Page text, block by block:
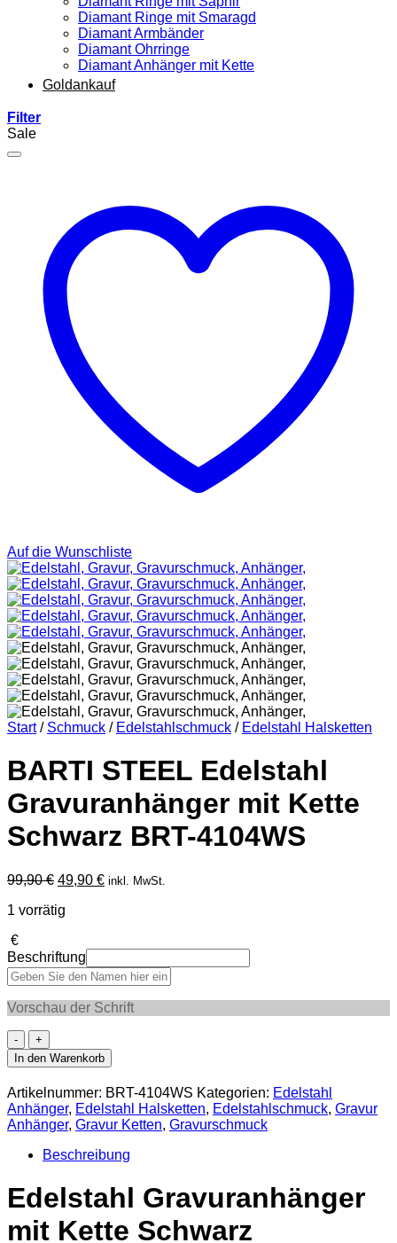
Diamant Ringe mit Smaragd
Diamant Armbänder
Diamant Ohrringe
Diamant Anhänger mit Kette
Goldankauf
Filter
Sale
Auf die Wunschliste
Start / Schmuck / Edelstahlschmuck / Edelstahl Halsketten
BARTI STEEL Edelstahl
Gravuranhänger mit Kette
Schwarz BRT-4104WS
99,90€ Ursprünglicher
war:
49,90 €Aktueller
inkl. MwSt.
1 vorrätig
€
Beschriftung
Vorschau der Schrift
BARTI
STEEL
Edelstahl
Gravuranhänger
mit
Kette
Schwarz
BRT-
4104WS
In den Warenkorb
Artikelnummer: BRT-4104WS Kategorien: Edelstahl
Anhänger, Edelstahl Halsketten, Edelstahlschmuck, Gravur
Anhänger, Gravur Ketten, Gravurschmuck
Beschreibung
Edelstahl Gravuranhänger
mit Kette Schwarz